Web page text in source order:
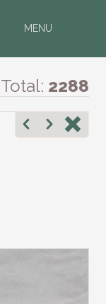
MENU
Total: 2288